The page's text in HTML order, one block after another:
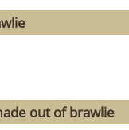
out of brawlie